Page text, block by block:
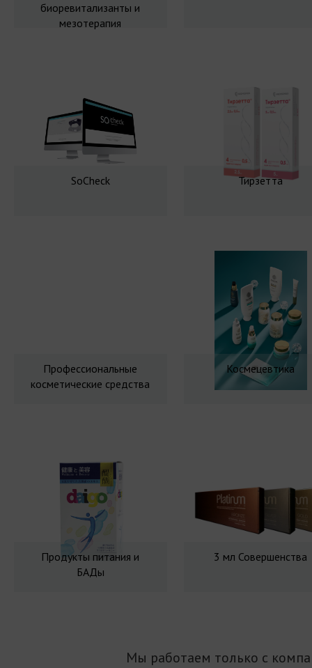
биоревитализанты и
мезотерапия
SoCheck Тирзетта
Профессиональные
косметические средства
Космецевтика
Продукты питания и
БАДы
3 мл Совершенства
Мы работаем только с